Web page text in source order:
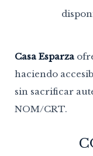
Casa Esparza
haciendo
sin sacrificar
NOM/CRT.